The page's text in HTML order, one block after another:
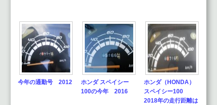
今年の通勤号 2012
ホンダ スペイシー
100の今年 2016
ホンダ（HONDA）
スペイシー100
2018年の走行距離は